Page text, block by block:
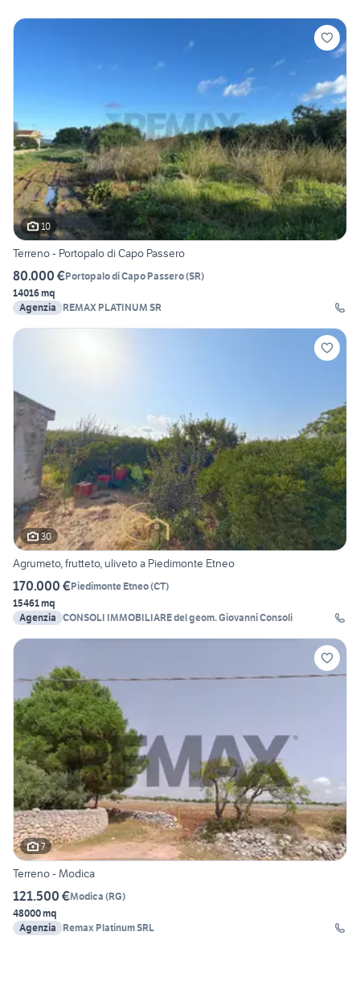
10
Terreno - Portopalo di Capo Passero
80.000 €Portopalo di Capo Passero(SR)
14016 mq
Agenzia
REMAX PLATINUM SR
30
Agrumeto, frutteto, uliveto a Piedimonte Etneo
170.000 €Piedimonte Etneo(CT)
15461 mq
Agenzia CONSOLI IMMOBILIARE del geom. Giovanni Consoli
7
Terreno - Modica
121.500 €Modica (RG)
48000 mq
Agenzia
Remax Platinum SRL